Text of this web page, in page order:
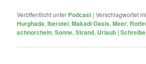
Veröffentlicht unter Podcast |Verschlagwortet
Hurghada,Iberotel,Makadi Oasis,Meer,
schnorcheln,Sonne,Strand, Urlaub |